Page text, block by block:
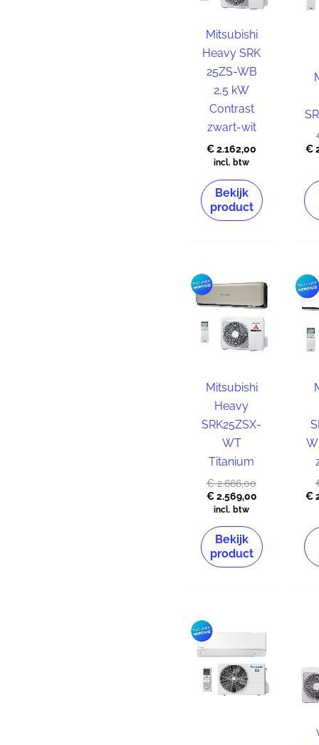
Installatie
materiaal
Mitsubishi
Heavy SRK
25ZS-WB
2,5 kW
Contrast
zwart-wit
€2.162,00
incl. btw
Bekijk
product
€
Mitsubishi
Heavy
SRK25ZSX-
WT
Titanium
€2.666,00
prijs
was:
€ 2.666,00.
€2.569,00
prijs
€ 2.569,00.
incl. btw
Bekijk
product
€